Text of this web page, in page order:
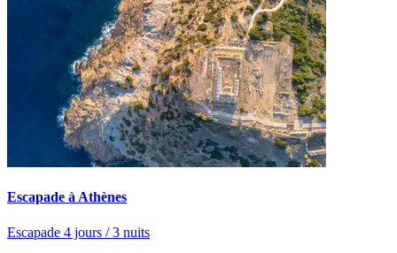
Escapade à Athènes
Escapade 4 jours / 3 nuits